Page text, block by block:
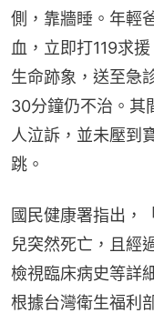
側，靠牆睡。年輕
血，立即打119求
生命跡象，送至急
30分鐘仍不治。其
人泣訴，並未壓到
跳。
國民健康署指出，
兒突然死亡，且經
檢視臨床病史等詳
根據台灣衛生福利